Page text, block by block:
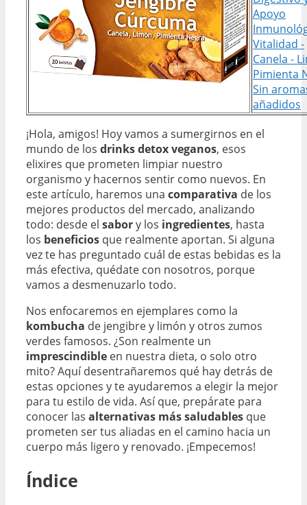
Apoyo
Vitalidad -
Canela -
Pimienta
Sin
añadidos
¡Hola, amigos! Hoy vamos a sumergirnos en el
mundo de los drinks detox veganos, esos
elixires que prometen limpiar nuestro
organismo y hacernos sentir como nuevos. En
este artículo, haremos una comparativa de los
mejores productos del mercado, analizando
todo: desde el sabory los ingredientes, hasta
los beneficios que realmente aportan. Si alguna
vez te has preguntado cuál de estas bebidas es la
más efectiva, quédate con nosotros, porque
vamos a desmenuzarlo todo.
Nos enfocaremos en ejemplares como la
kombucha de jengibre y limón y otros zumos
verdes famosos. ¿Son realmente un
imprescindible en nuestra dieta, o solo otro
mito? Aquí desentrañaremos qué hay detrás de
estas opciones y te ayudaremos a elegir la mejor
para tu estilo de vida. Así que, prepárate para
conocer las alternativas más saludables que
prometen ser tus aliadas en el camino hacia un
cuerpo más ligero y renovado. ¡Empecemos!
Índice